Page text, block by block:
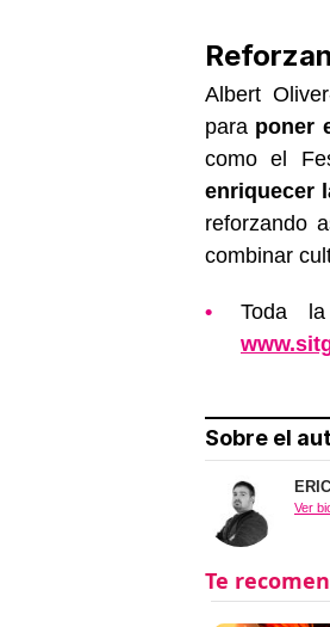
Albert
para poner
como el
enriquecer
reforzando
combinar
Toda
Sobre el
Ver